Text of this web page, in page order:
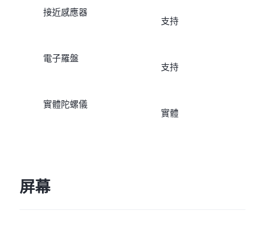
接近感應器
支持
電子羅盤
支持
實體陀螺儀
實體
屏幕